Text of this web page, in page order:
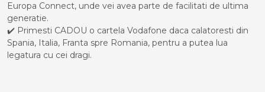
Europa Connect, unde vei avea parte de facilitati de ultima
generatie.
✔️ Primesti CADOU o cartela Vodafone daca calatoresti din
Spania, Italia, Franta spre Romania, pentru a putea lua
legatura cu cei dragi.